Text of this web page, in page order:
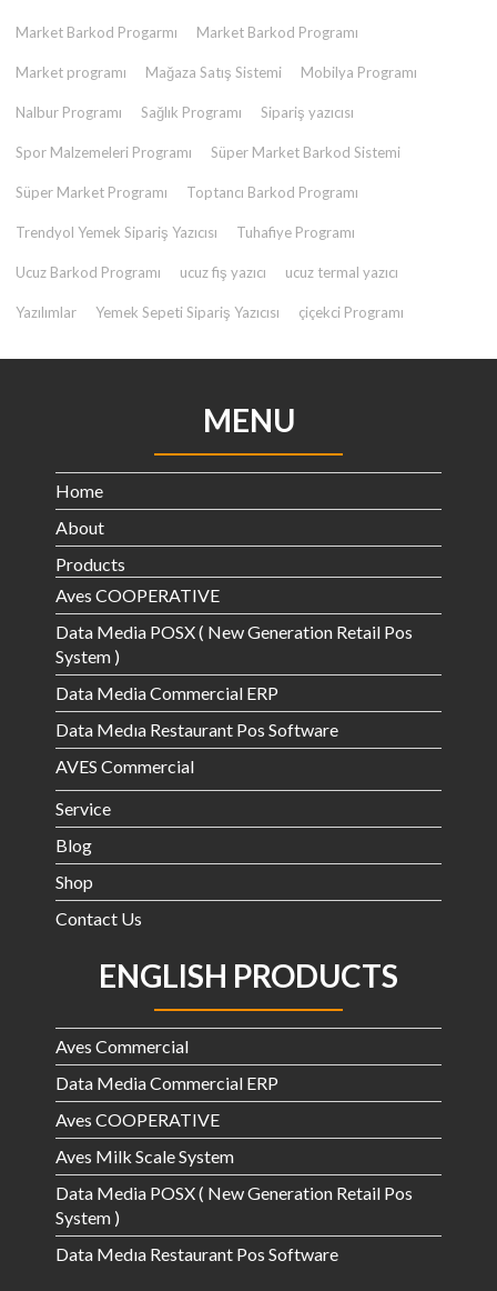
Market Barkod Progarmı Market Barkod Programı
Market programı Mağaza Satış Sistemi Mobilya Programı
Nalbur Programı Sağlık Programı Sipariş yazıcısı
Spor Malzemeleri Programı Süper Market Barkod Sistemi
Süper Market Programı Toptancı Barkod Programı
Trendyol Yemek Sipariş Yazıcısı Tuhafiye Programı
Ucuz Barkod Programı ucuz fiş yazıcı ucuz termal yazıcı
Yazılımlar Yemek Sepeti Sipariş Yazıcısı çiçekci Programı
MENU
Home
About
Products
Aves COOPERATIVE
Data Media POSX ( New Generation Retail Pos
System )
Data Media Commercial ERP
Data Medıa Restaurant Pos Software
AVES Commercial
Service
Blog
Shop
Contact Us
ENGLISH PRODUCTS
Aves Commercial
Data Media Commercial ERP
Aves COOPERATIVE
Aves Milk Scale System
Data Media POSX ( New Generation Retail Pos
System )
Data Medıa Restaurant Pos Software